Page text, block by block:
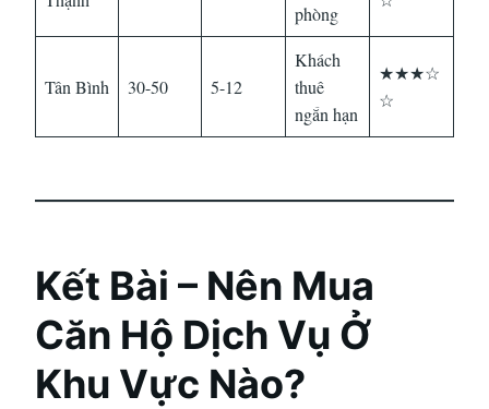
phòng
Tân Bình 30-50 5-12
Khách
thuê
ngắn hạn
★★★☆
☆
Kết Bài – Nên Mua
Căn Hộ Dịch Vụ Ở
Khu Vực Nào?